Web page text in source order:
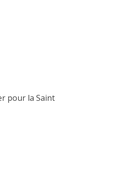
pour la Saint